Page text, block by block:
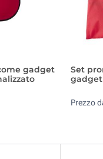
gadget
Set
Prezzo